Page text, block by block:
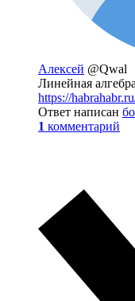
Алексей @Qwal
Линейная
https://
Ответ написан
1 комментарий